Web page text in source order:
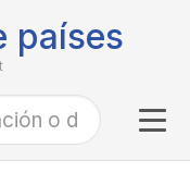
países